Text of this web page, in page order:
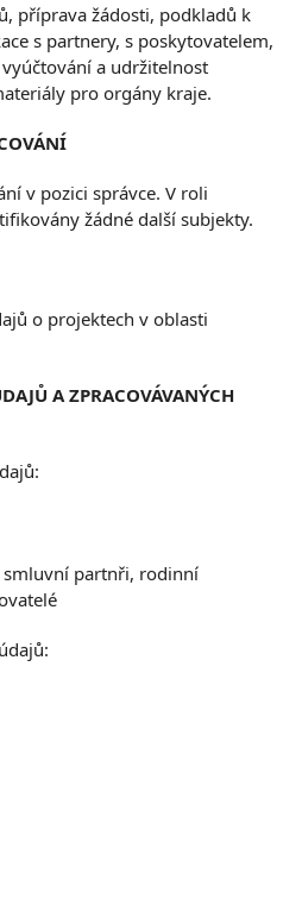
příprava žádosti, podkladů k
s partnery, s poskytovatelem,
a udržitelnost
pro orgány kraje.
v pozici správce. V roli
žádné další subjekty.
o projektech v oblasti
A ZPRACOVÁVANÝCH
smluvní partnři, rodinní